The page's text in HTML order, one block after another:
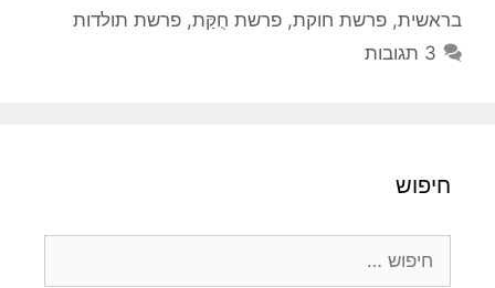
בראשית, פרשת חוקת, פרשת חֻקַּת, פרשת תולדות
3 תגובות
חיפוש